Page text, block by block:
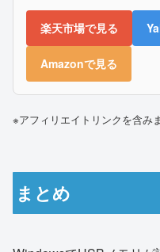
楽天市場で見る
Amazonで見る
※アフィリエイトリンクを含み
まとめ